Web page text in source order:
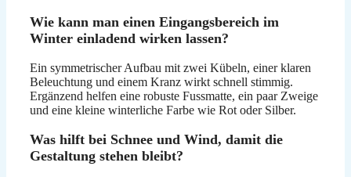
Wie kann man einen Eingangsbereich im
Winter einladend wirken lassen?
Ein symmetrischer Aufbau mit zwei Kübeln, einer klaren
Beleuchtung und einem Kranz wirkt schnell stimmig.
Ergänzend helfen eine robuste Fussmatte, ein paar Zweige
und eine kleine winterliche Farbe wie Rot oder Silber.
Was hilft bei Schnee und Wind, damit die
Gestaltung stehen bleibt?